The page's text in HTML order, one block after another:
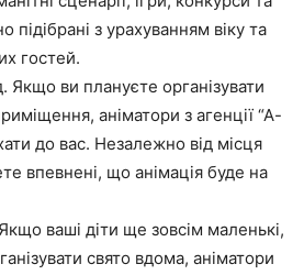
підібрані з урахуванням віку та
гостей.
Якщо ви плануєте організувати
аніматори з агенції “А-
до вас. Незалежно від місця
впевнені, що анімація буде на
ваші діти ще зовсім маленькі,
свято вдома, аніматори